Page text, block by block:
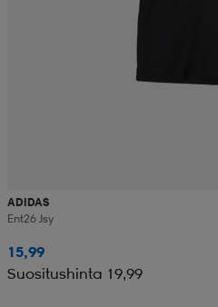
ADIDAS
Ent26 Jsy
15,99
Suositushinta 19,99